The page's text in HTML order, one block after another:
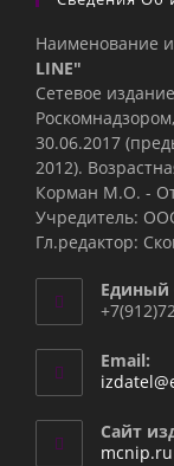
Наименование
LINE"
Сетевое
30.06.2017
2012).
Корман М.О. -
Учредитель:
Гл.редактор:
Единый
Email:
Сайт
mcnip.ru